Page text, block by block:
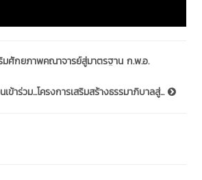
มศักยภาพคณาจารย์สู่มาตรฐาน ก.พ.อ.
ข้าร่วม...โครงการเสริมสร้างธรรมาภิบาลสู่...